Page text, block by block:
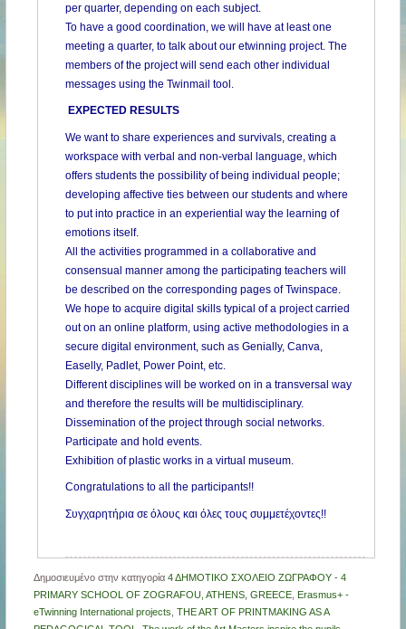
per quarter, depending on each subject.
To have a good coordination, we will have at least one
meeting a quarter, to talk about our etwinning project. The
members of the project will send each other individual
messages using the Twinmail tool.
EXPECTED RESULTS
We want to share experiences and survivals, creating a
workspace with verbal and non-verbal language, which
offers students the possibility of being individual people;
developing affective ties between our students and where
to put into practice in an experiential way the learning of
emotions itself.
All the activities programmed in a collaborative and
consensual manner among the participating teachers will
be described on the corresponding pages of Twinspace.
We hope to acquire digital skills typical of a project carried
out on an online platform, using active methodologies in a
secure digital environment, such as Genially, Canva,
Easelly, Padlet, Power Point, etc.
Different disciplines will be worked on in a transversal way
and therefore the results will be multidisciplinary.
Dissemination of the project through social networks.
Participate and hold events.
Exhibition of plastic works in a virtual museum.
Congratulations to all the participants!!
Συγχαρητήρια σε όλους και όλες τους συμμετέχοντες!!
Δημοσιευμένο στην κατηγορία 4 ΔΗΜΟΤΙΚΟ ΣΧΟΛΕΙΟ ΖΩΓΡΑΦΟΥ - 4
PRIMARY SCHOOL OF ZOGRAFOU, ATHENS, GREECE,
Erasmus+ -
eTwinning International projects THE ART OF PRINTMAKING AS A